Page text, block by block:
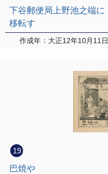
下谷郵便局上野池之端に
移転す
作成年：大正12年10月11日
19
巴焼や